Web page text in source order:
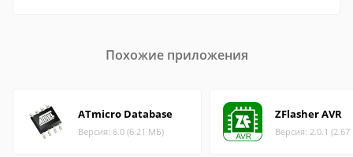
Похожие приложения
ATmicro Database
Версия: 6.0 (6.21 МБ)
ZFlasher AVR
Версия: 2.0.1